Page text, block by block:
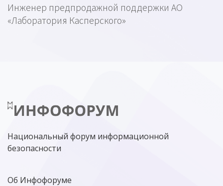
Инженер предпродажной поддержки АО
«Лаборатория Касперского»
Национальный форум информационной
безопасности
Об Инфофоруме